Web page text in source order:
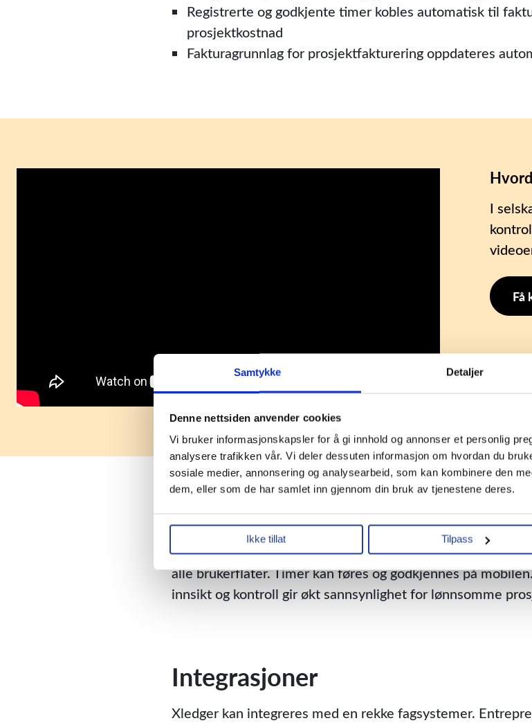
Samtykke Detaljer
Denne nettsiden anvender cookies
Vi bruker informasjonskapsler for å gi innhold og annonser et personlig
analysere trafikken vår. Vi deler dessuten informasjon om hvordan du
sosiale medier, annonsering og analysearbeid, som kan kombinere den
dem, eller som de har samlet inn gjennom din bruk av tjenestene deres.
Ikke tillat Tilpass
Registrerte og godkjente timer kobles automatisk til
prosjektkostnad
Fakturagrunnlag for prosjektfakturering oppdateres
I
Få
Timeregistrering hvor som helst
Med Xledger har du tilgang til oppdatert
alle brukerflater. Timer kan føres og godkjennes på
innsikt og kontroll gir økt sannsynlighet for lønnsomme
Integrasjoner
Xledger kan integreres med en rekke fagsystemer.